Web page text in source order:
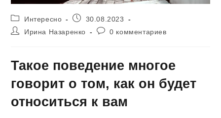
Рубрика
записи:
Интересно
Запись
опубликована:
30.08.2023
АвторИрина Назаренко
Комментарии
0 комментариев
Такое поведение многое
говорит о том, как он будет
относиться к вам